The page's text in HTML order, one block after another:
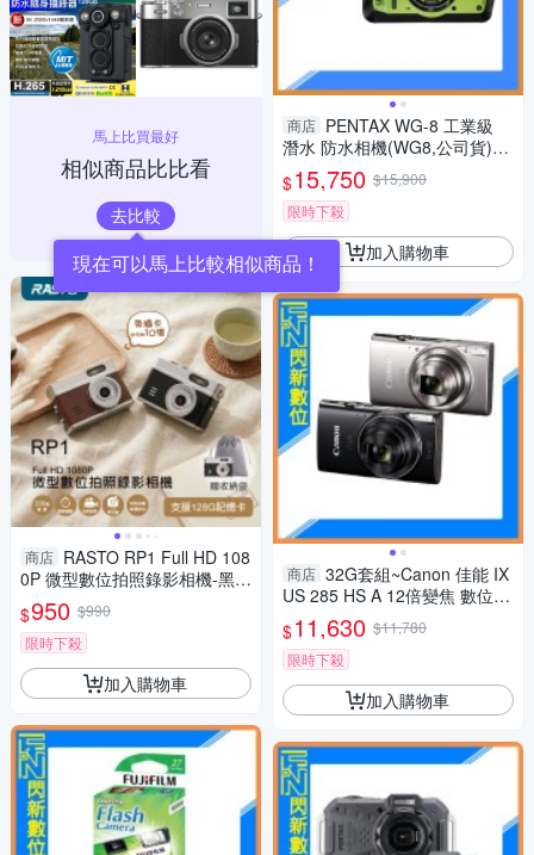
馬上比買最好
相似商品比比看
去比較
商店 RASTO RP1 Full HD 108
0P 微型數位拍照錄影相機-黑/
咖
$950 $990
限時下殺
加入購物車
商店 PENTAX WG-8 工業級
潛水 防水相機(WG8,公司貨)抗
撞、防塵、防水、耐寒、4K
$15,750 $15,900
限時下殺
加入購物車
商店 32G套組~Canon 佳能 IX
US 285 HS A 12倍變焦 數位相
機(285HS,公司貨)
$11,630 $11,780
限時下殺
加入購物車